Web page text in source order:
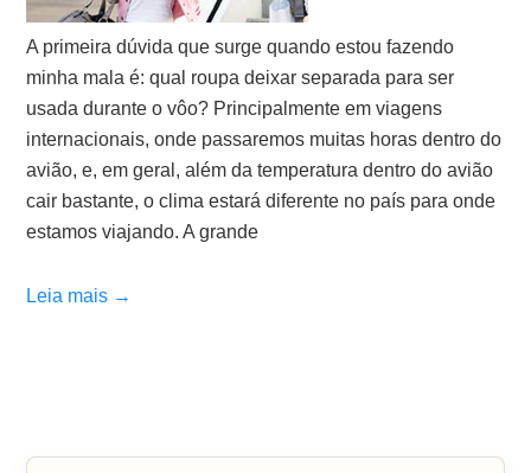
A primeira dúvida que surge quando estou fazendo
minha mala é: qual roupa deixar separada para ser
usada durante o vôo? Principalmente em viagens
internacionais, onde passaremos muitas horas dentro do
avião, e, em geral, além da temperatura dentro do avião
cair bastante, o clima estará diferente no país para onde
estamos viajando. A grande
Leia mais →